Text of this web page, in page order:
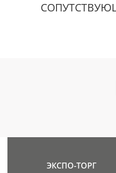
ЭКСПО-ТОРГ